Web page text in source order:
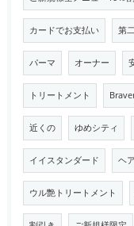
カードでお支払い 第
パーマ オーナー
トリートメント
近くの ゆめシティ
イイスタンダード ヘ
ウル艶トリートメント